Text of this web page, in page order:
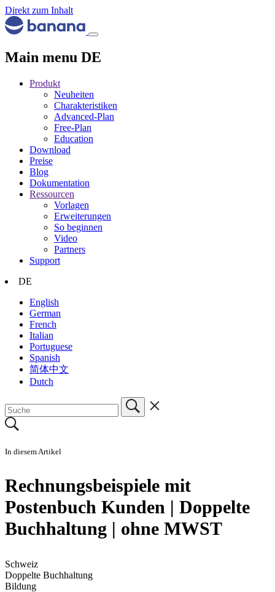
Direkt zum Inhalt
Main menu DE
Produkt
Neuheiten
Charakteristiken
Advanced-Plan
Free-Plan
Education
Download
Preise
Blog
Dokumentation
Ressourcen
Vorlagen
Erweiterungen
So beginnen
Video
Partners
Support
DE
English
German
French
Italian
Portuguese
Spanish
简体中文
Dutch
In diesem Artikel
Rechnungsbeispiele mit
Postenbuch Kunden | Doppelte
Buchhaltung | ohne MWST
Schweiz
Doppelte Buchhaltung
Bildung